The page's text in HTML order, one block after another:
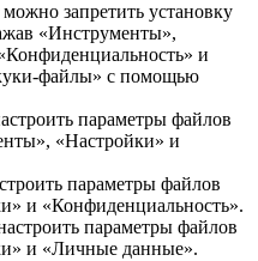
запретить установку
«Инструменты»,
и
файлы» с помощью
параметры файлов
«Настройки» и
параметры файлов
и «Конфиденциальность».
параметры файлов
и «Личные данные».